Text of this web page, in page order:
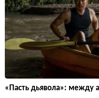
«Пасть дьявола»: между